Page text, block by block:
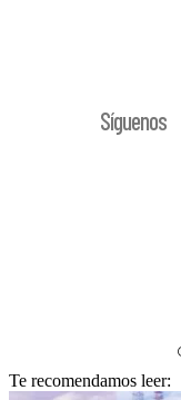
Síguenos
Te recomendamos leer: